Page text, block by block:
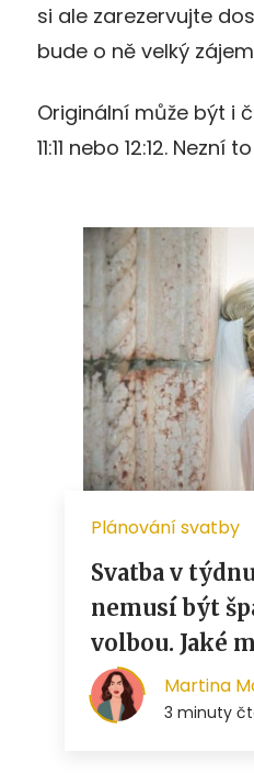
si ale zarezervujte
bude o ně velký
Originální může být i
11:11 nebo 12:12. Nezní